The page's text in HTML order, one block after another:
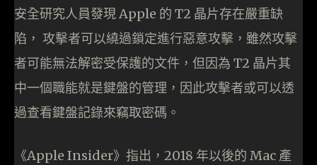
安全研究人員發現 Apple 的 T2 晶片存在嚴重缺
陷， 攻擊者可以繞過鎖定進行惡意攻擊，雖然攻擊
者可能無法解密受保護的文件，但因為 T2 晶片其
中一個職能就是鍵盤的管理，因此攻擊者或可以透
過查看鍵盤記錄來竊取密碼。
《Apple Insider》指出，2018 年以後的 Mac 產